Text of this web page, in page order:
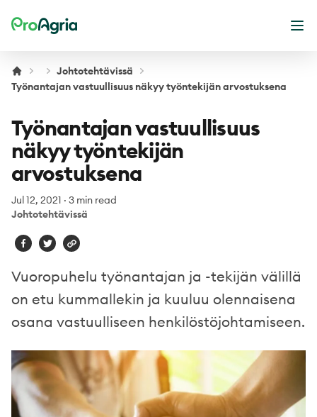
ProAgria
Johtotehtävissä
Työnantajan vastuullisuus näkyy työntekijän arvostuksena
Työnantajan vastuullisuus
näkyy työntekijän
arvostuksena
Jul 12, 2021 · 3 min read
Johtotehtävissä
Vuoropuhelu työnantajan ja -tekijän välillä
on etu kummallekin ja kuuluu olennaisena
osana vastuulliseen henkilöstöjohtamiseen.